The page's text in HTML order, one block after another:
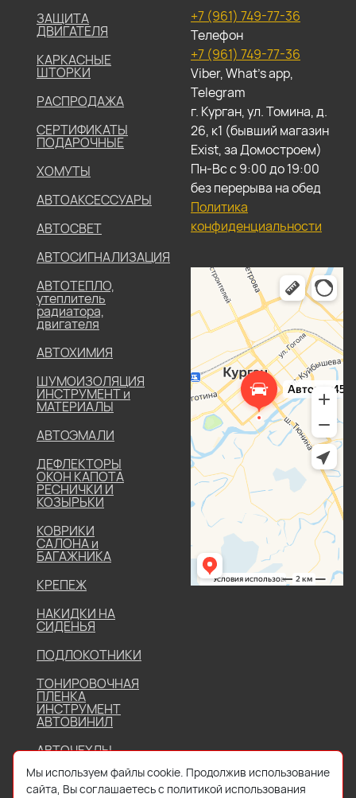
ЗАЩИТА
ДВИГАТЕЛЯ
КАРКАСНЫЕ
ШТОРКИ
РАСПРОДАЖА
СЕРТИФИКАТЫ
ПОДАРОЧНЫЕ
ХОМУТЫ
АВТОАКСЕССУАРЫ
АВТОСВЕТ
АВТОСИГНАЛИЗАЦИЯ
АВТОТЕПЛО,
утеплитель
радиатора,
двигателя
АВТОХИМИЯ
ШУМОИЗОЛЯЦИЯ
ИНСТРУМЕНТ и
МАТЕРИАЛЫ
АВТОЭМАЛИ
ДЕФЛЕКТОРЫ
ОКОН КАПОТА
РЕСНИЧКИ И
КОЗЫРЬКИ
КОВРИКИ
САЛОНА и
БАГАЖНИКА
КРЕПЕЖ
НАКИДКИ НА
СИДЕНЬЯ
ПОДЛОКОТНИКИ
ТОНИРОВОЧНАЯ
ПЛЕНКА
ИНСТРУМЕНТ
АВТОВИНИЛ
АВТОЧЕХЛЫ
+7 (961) 749-77-36
Телефон
+7 (961) 749-77-36
Viber, What's app,
Telegram
г. Курган, ул. Томина, д.
26, к1 (бывший магазин
Exist, за Домостроем)
Пн-Вс с 9:00 до 19:00
без перерыва на обед
Политика
конфиденциальности
Мы используем файлы cookie. Продолжив использование
сайта, Вы соглашаетесь с политикой использования